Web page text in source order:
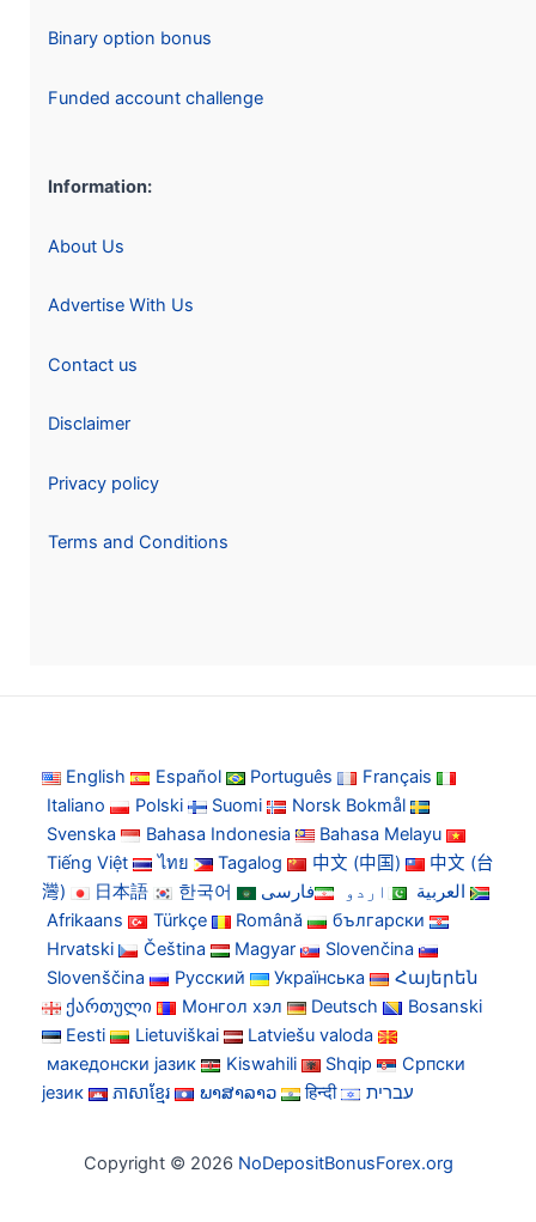
Binary option bonus
Funded account challenge
Information:
About Us
Advertise With Us
Contact us
Disclaimer
Privacy policy
Terms and Conditions
English Español Português
Français
Italiano
Polski Suomi
Norsk Bokmål
Svenska
Bahasa Indonesia
Bahasa Melayu
Tiếng Việt
ไทย Tagalog 中文 (中国)
中文 (台
灣)
日本語 한국어 العربية اردو
فارسی
Afrikaans
Türkçe Română
български
Hrvatski
Čeština Magyar
Slovenčina
Slovenščina
Русский Українська
Հայերեն
ქართული
Монгол хэл Deutsch
Bosanski
Eesti
Lietuviškai
Latviešu valoda
македонски јазик
Kiswahili Shqip
Српски
језик
ភាសាខ្មែរ ພາສາລາວ हिन्दी עברית
Copyright © 2026 NoDepositBonusForex.org